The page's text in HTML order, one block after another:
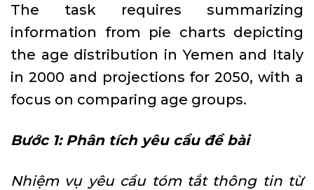
The task requires summarizing
information from pie charts depicting
the age distribution in Yemen and Italy
in 2000 and projections for 2050, with a
focus on comparing age groups.
Bước 1: Phân tích yêu cầu đề bài
Nhiệm vụ yêu cầu tóm tắt thông tin từ